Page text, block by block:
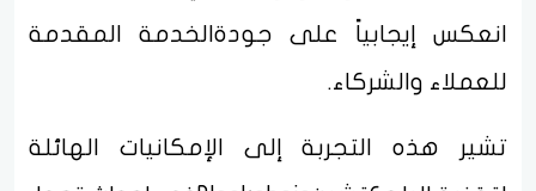
انعكس إيجابياً على جودةالخدمة المقدمة
للعملاء والشركاء.
تشير هذه التجربة إلى الإمكانيات الهائلة